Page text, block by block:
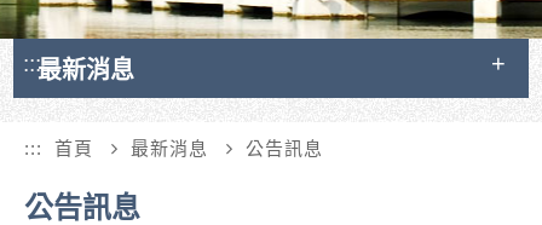
:::最新消息
::: 首頁 最新消息 公告訊息
公告訊息